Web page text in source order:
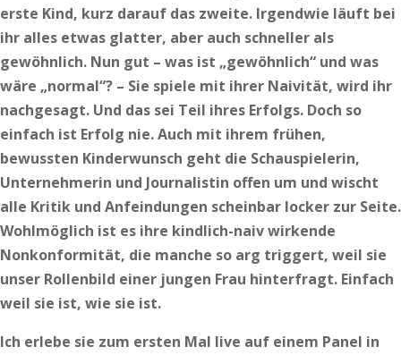
erste Kind, kurz darauf das zweite. Irgendwie läuft bei
ihr alles etwas glatter, aber auch schneller als
gewöhnlich. Nun gut – was ist „gewöhnlich“ und was
wäre „normal“? – Sie spiele mit ihrer Naivität, wird ihr
nachgesagt. Und das sei Teil ihres Erfolgs. Doch so
einfach ist Erfolg nie. Auch mit ihrem frühen,
bewussten Kinderwunsch geht die Schauspielerin,
Unternehmerin und Journalistin offen um und wischt
alle Kritik und Anfeindungen scheinbar locker zur Seite.
Wohlmöglich ist es ihre kindlich-naiv wirkende
Nonkonformität, die manche so arg triggert, weil sie
unser Rollenbild einer jungen Frau hinterfragt. Einfach
weil sie ist, wie sie ist.
Ich erlebe sie zum ersten Mal live auf einem Panel in